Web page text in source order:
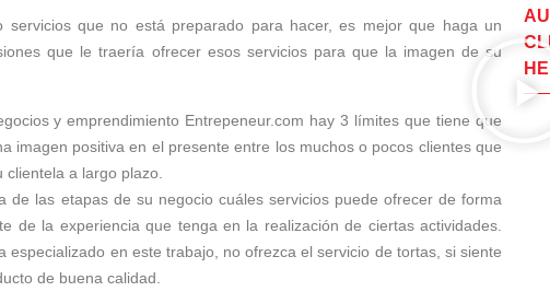
servicios que no está preparado para hacer, es mejor que haga un
que le traería ofrecer esos servicios para que la imagen de su
y emprendimiento Entrepeneur.com hay 3 límites que tiene que
imagen positiva en el presente entre los muchos o pocos clientes que
a largo plazo.
de las etapas de su negocio cuáles servicios puede ofrecer de forma
de la experiencia que tenga en la realización de ciertas actividades.
en este trabajo, no ofrezca el servicio de tortas, si siente
de buena calidad.